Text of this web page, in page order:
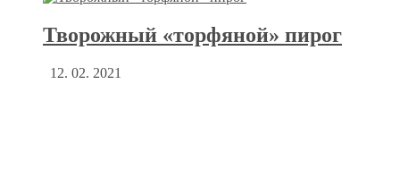
Творожный «торфяной» пирог
12. 02. 2021